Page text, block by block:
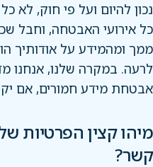
נכון להיום ועל פי חוק, לא
כל אירועי האבטחה, וחבל
ממך ומהמידע על אודותיך
לרעה. במקרה שלנו, אנחנו
אבטחת מידע חמורים, אם
מיהו קצין הפרטיות
קשר?